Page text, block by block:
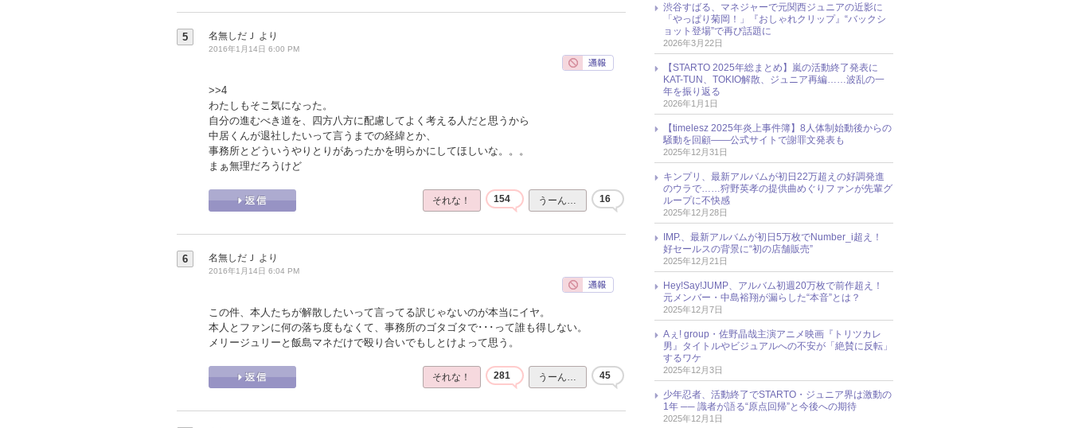
5 名無しだＪ より
2016年1月14日 6:00 PM
>>4
わたしもそこ気になった。
自分の進むべき道を、四方八方に配慮してよく考える人だと思うから
中居くんが退社したいって言うまでの経緯とか、
事務所とどういうやりとりがあったかを明らかにしてほしいな。。。
まぁ無理だろうけど
それな！ 154 うーん… 16
6 名無しだＪ より
2016年1月14日 6:04 PM
この件、本人たちが解散したいって言ってる訳じゃないのが本当にイヤ。
本人とファンに何の落ち度もなくて、事務所のゴタゴタで･･･って誰も得しない。
メリージュリーと飯島マネだけで殴り合いでもしとけよって思う。
それな！ 281 うーん… 45
渋谷すばる、マネジャーで元関西ジュニアの近影に
「やっぱり菊岡！」『おしゃれクリップ』“バックシ
ョット登場”で再び話題に
2026年3月22日
【STARTO 2025年総まとめ】嵐の活動終了発表に
KAT-TUN、TOKIO解散、ジュニア再編……波乱の一
年を振り返る
2026年1月1日
【timelesz 2025年炎上事件簿】8人体制始動後からの
騒動を回顧――公式サイトで謝罪文発表も
2025年12月31日
キンプリ、最新アルバムが初日22万超えの好調発進
のウラで……狩野英孝の提供曲めぐりファンが先輩グ
ループに不快感
2025年12月28日
IMP.、最新アルバムが初日5万枚でNumber_i超え！
好セールスの背景に“初の店舗販売”
2025年12月21日
Hey!Say!JUMP、アルバム初週20万枚で前作超え！
元メンバー・中島裕翔が漏らした“本音”とは？
2025年12月7日
Aぇ! group・佐野晶哉主演アニメ映画『トリツカレ
男』タイトルやビジュアルへの不安が「絶賛に反転」
するワケ
2025年12月3日
少年忍者、活動終了でSTARTO・ジュニア界は激動の
1年 ── 識者が語る“原点回帰”と今後への期待
2025年12月1日